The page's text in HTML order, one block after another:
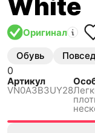
White
Оригинал
Обувь
0
Артикул
VN0A3B3UY28